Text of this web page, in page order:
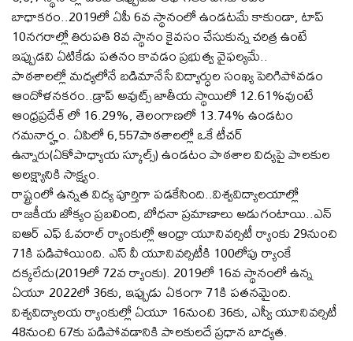
బాధాకరం..2019లో ఏపీ 6వ స్థానంలో ఉండటమే కాకుండా, టాప్
10నగరాల్లో తిరుపతి 8వ స్థానం కైవసం చేసుకున్న చరిత్ర ఉంటే
ఇప్పుడవి ఏటికేడు పతనం కావడం ప్రభుత్వ వైఫల్యమే..
పాఠశాలల్లో మధ్యలోనే బడిమానేసే విద్యార్ధుల సంఖ్య పెరిగిపోవడం
ఆందోళనకరం..డ్రాప్ అవుట్స్ జాతీయ స్థాయిలో 12.61%వుంటే
ఆంధ్రప్రదేశ్ లో 16.29%, తెలంగాణలో 13.74% ఉండటం
గమనార్హం. ఏపిలో 6,557పాఠశాలల్లో ఒకే టీచర్
ఉన్నారు(ఏకోపాధ్యాయ స్కూల్స్) ఉండటం పాఠశాల విద్యపై పాలకుల
అలక్ష్యానికి సాక్ష్యం.
రాష్ట్రంలో ఉన్నత విద్య పూర్తిగా పడకేసింది..విశ్వవిద్యాలయాల్లో
రాజకీయ జోక్యం ప్రబలింది, బోధనా ప్రమాణాలు అడుగంటాయి..ఎన్
ఐఆర్ ఎఫ్ ఓవరాల్ ర్యాంకుల్లో ఆంధ్రా యూనివర్సిటీ ర్యాంకు 29నుంచి
71కి పడిపోయింది. ఎస్ వీ యూనివర్సిటీకి 100లోపు ర్యాంకే
దక్కలేదు(2019లో 72వ ర్యాంకు). 2019లో 16వ స్థానంలో ఉన్న
ఏయూ 2022లో 36కు, ఇప్పుడు ఏకంగా 71కి పతనమైంది.
విశ్వవిద్యాలయ ర్యాంకుల్లో ఏయూ 16నుంచి 36కు, ఎస్వీ యూనివర్సిటీ
48నుంచి 67కు పడిపోవడానికి పాలకులదే ప్రధాన బాధ్యత.